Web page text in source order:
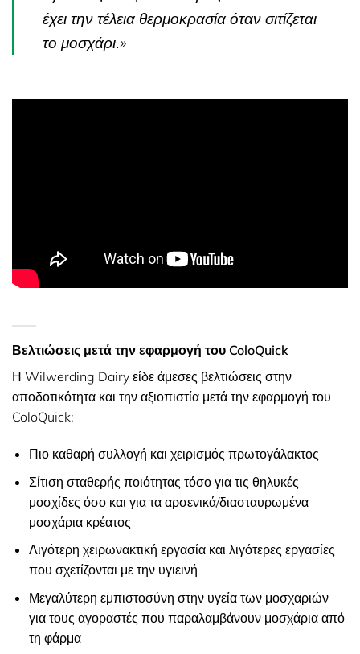
έχει την τέλεια θερμοκρασία όταν σιτίζεται
το μοσχάρι.»
Βελτιώσεις μετά την εφαρμογή του ColoQuick
Η Wilwerding Dairy είδε άμεσες βελτιώσεις στην
αποδοτικότητα και την αξιοπιστία μετά την εφαρμογή του
ColoQuick:
Πιο καθαρή συλλογή και χειρισμός πρωτογάλακτος
Σίτιση σταθερής ποιότητας τόσο για τις θηλυκές
μοσχίδες όσο και για τα αρσενικά/διασταυρωμένα
μοσχάρια κρέατος
Λιγότερη χειρωνακτική εργασία και λιγότερες εργασίες
που σχετίζονται με την υγιεινή
Μεγαλύτερη εμπιστοσύνη στην υγεία των μοσχαριών
για τους αγοραστές που παραλαμβάνουν μοσχάρια από
τη φάρμα